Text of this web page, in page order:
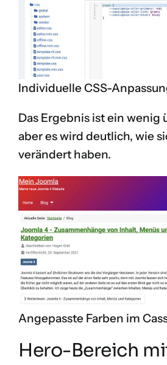
Individuelle CSS-
Das Ergebnis ist ein wenig
aber es wird deutlich, wie
verändert haben.
Angepasste Farben im
Hero-Bereich